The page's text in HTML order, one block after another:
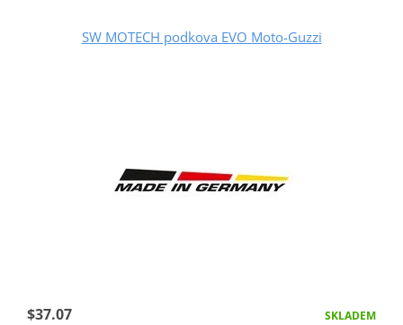
SW MOTECH podkova EVO Moto-Guzzi
$37.07 SKLADEM